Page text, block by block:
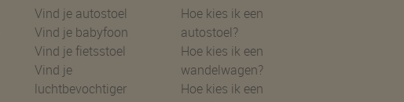
Vind je autostoel
Vind je babyfoon
Vind je fietsstoel
Vind je
luchtbevochtiger
Hoe kies ik een
autostoel?
Hoe kies ik een
wandelwagen?
Hoe kies ik een